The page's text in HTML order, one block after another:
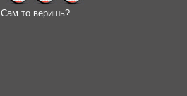
Сам то веришь?